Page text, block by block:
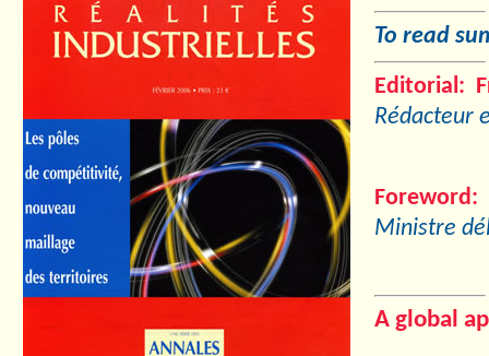
To read
Editorial:
Rédacteur
Foreword:
Ministre
A global